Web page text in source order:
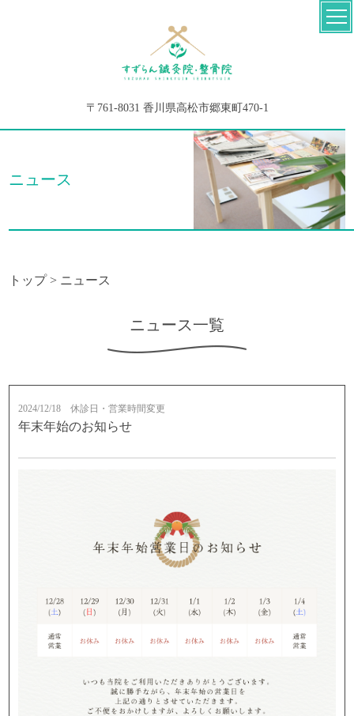
〒761-8031 香川県高松市郷東町470-1
ニュース
トップ> ニュース
ニュース一覧
2024/12/18 休診日・営業時間変更
年末年始のお知らせ